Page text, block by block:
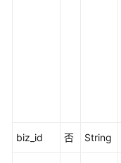
安
biz_id 否 String